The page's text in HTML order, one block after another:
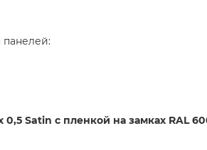
Satin с пленкой на замках RAL